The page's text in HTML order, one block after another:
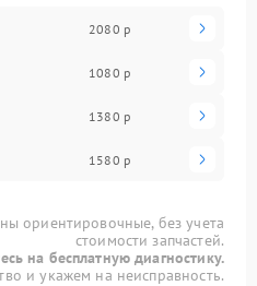
2080 р
1080 р
1380 р
1580 р
ориентировочные, без учета
стоимости запчастей.
на бесплатную диагностику.
и укажем на неисправность.